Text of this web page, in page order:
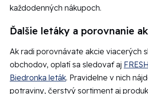
každodenných nákupoch.
Ďalšie letáky a porovnanie
Ak radi porovnávate akcie viacerých
obchodov, oplatí sa sledovať aj
Biedronka leták. Pravidelne v nich
potraviny, čerstvý sortiment aj